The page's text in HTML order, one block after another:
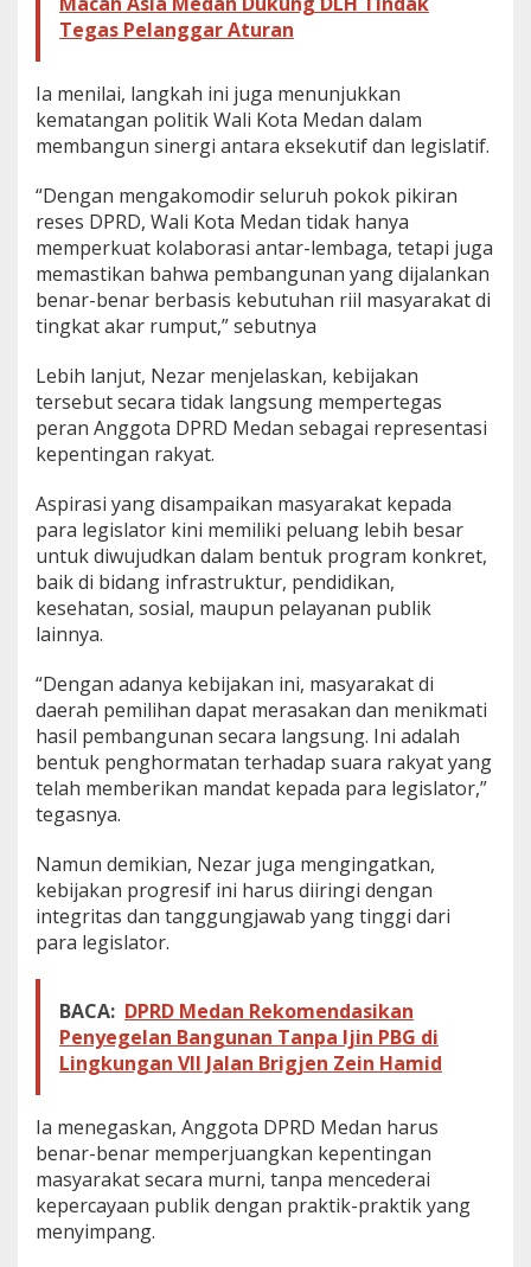
i
r
s
e
s
n
g
g
o
t
a
e
a
n
Tegas Pelanggar Aturan
Ia menilai, langkah ini juga menunjukkan
kematangan politik Wali Kota Medan dalam
membangun sinergi antara eksekutif dan legislatif.
“Dengan mengakomodir seluruh pokok pikiran
reses DPRD, Wali Kota Medan tidak hanya
memperkuat kolaborasi antar-lembaga, tetapi juga
memastikan bahwa pembangunan yang dijalankan
benar-benar berbasis kebutuhan riil masyarakat di
tingkat akar rumput,” sebutnya
Lebih lanjut, Nezar menjelaskan, kebijakan
tersebut secara tidak langsung mempertegas
peran Anggota DPRD Medan sebagai representasi
kepentingan rakyat.
Aspirasi yang disampaikan masyarakat kepada
para legislator kini memiliki peluang lebih besar
untuk diwujudkan dalam bentuk program konkret,
baik di bidang infrastruktur, pendidikan,
kesehatan, sosial, maupun pelayanan publik
lainnya.
“Dengan adanya kebijakan ini, masyarakat di
daerah pemilihan dapat merasakan dan menikmati
hasil pembangunan secara langsung. Ini adalah
bentuk penghormatan terhadap suara rakyat yang
telah memberikan mandat kepada para legislator,”
tegasnya.
Namun demikian, Nezar juga mengingatkan,
kebijakan progresif ini harus diiringi dengan
integritas dan tanggungjawab yang tinggi dari
para legislator.
BACA: DPRD Medan Rekomendasikan
Penyegelan Bangunan Tanpa Ijin PBG di
Lingkungan VII Jalan Brigjen Zein Hamid
Ia menegaskan, Anggota DPRD Medan harus
benar-benar memperjuangkan kepentingan
masyarakat secara murni, tanpa mencederai
kepercayaan publik dengan praktik-praktik yang
menyimpang.